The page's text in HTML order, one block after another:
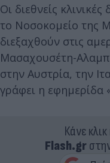
Οι διεθνείς
το Νοσοκομείο της
διεξαχθούν στις
Μασαχουσέτη-
στην Αυστρία, την
γράφει η εφημερίδα
Κάνε
Flash.gr